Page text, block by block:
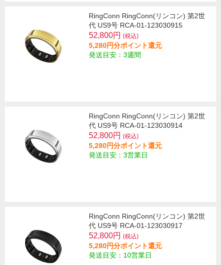
RingConn RingConn(リンコン) 第2世
代 US9号 RCA-01-123030915
52,800円 (税込)
5,280円分ポイント還元
発送目安：3週間
RingConn RingConn(リンコン) 第2世
代 US9号 RCA-01-123030914
52,800円 (税込)
5,280円分ポイント還元
発送目安：3営業日
RingConn RingConn(リンコン) 第2世
代 US9号 RCA-01-123030917
52,800円 (税込)
5,280円分ポイント還元
発送目安：10営業日